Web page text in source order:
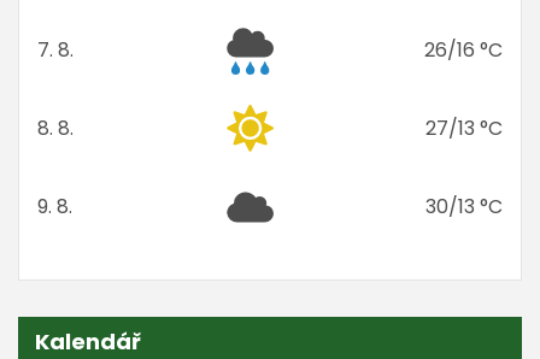
pátek
7. 8. 26/16 °C
sobota
8. 8. 27/13 °C
neděle
9. 8. 30/13 °C
Kalendář